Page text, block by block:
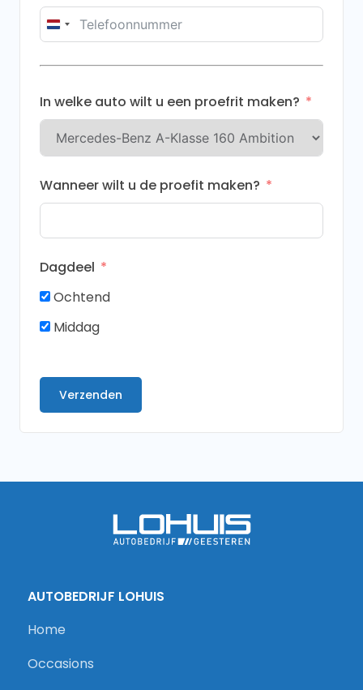
Netherlands
In welke auto wilt u een proefrit maken?
Wanneer wilt u de proefit maken?
Dagdeel
Ochtend
Middag
Verzenden
AUTOBEDRIJF LOHUIS
Home
Occasions